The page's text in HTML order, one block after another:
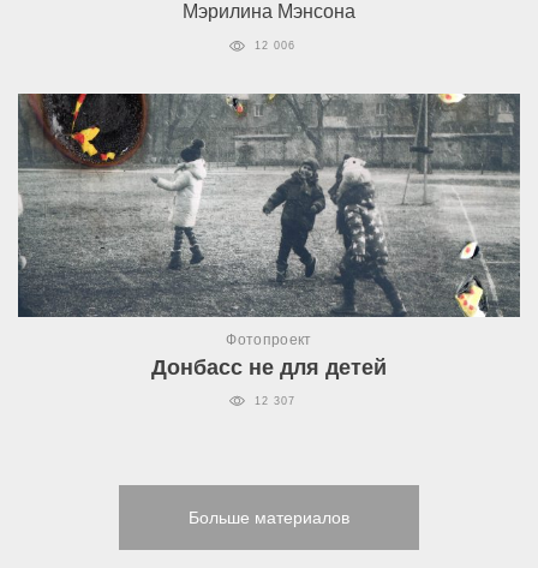
Мэрилина Мэнсона
12 006
Фотопроект
Донбасс не для детей
12 307
Больше материалов